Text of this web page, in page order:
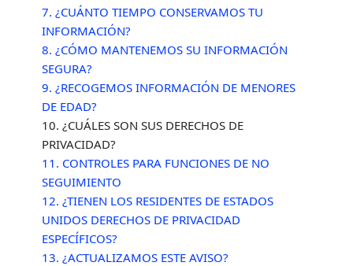
7. ¿CUÁNTO TIEMPO CONSERVAMOS TU
INFORMACIÓN?
8. ¿CÓMO MANTENEMOS SU INFORMACIÓN
SEGURA?
9. ¿RECOGEMOS INFORMACIÓN DE MENORES
DE EDAD?
10. ¿CUÁLES SON SUS DERECHOS DE
PRIVACIDAD?
11. CONTROLES PARA FUNCIONES DE NO
SEGUIMIENTO
12. ¿TIENEN LOS RESIDENTES DE ESTADOS
UNIDOS DERECHOS DE PRIVACIDAD
ESPECÍFICOS?
13. ¿ACTUALIZAMOS ESTE AVISO?